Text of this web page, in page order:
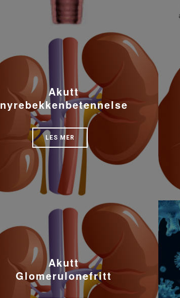
Akutt
nyrebekkenbetennelse
LES MER
Akutt
Glomerulonefritt